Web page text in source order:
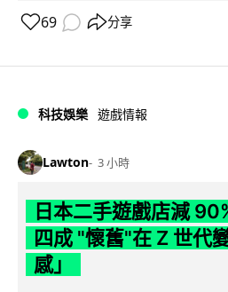
69 分享
科技娛樂 遊戲情報
Lawton 3 小時
日本二手遊戲店減
四成 "懷舊"在 Z 世代
感」